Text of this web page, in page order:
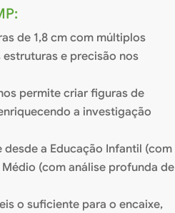
de 1,8 cm com múltiplos
e precisão nos
permite criar figuras de
a investigação
desde a Educação Infantil (com
(com análise profunda de
o suficiente para o encaixe,